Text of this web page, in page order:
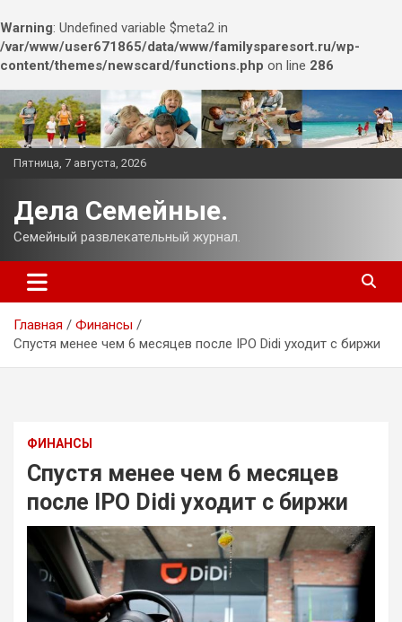
Warning: Undefined variable $meta2 in
/var/www/user671865/data/www/familysparesort.ru/wp-
content/themes/newscard/functions.php on line 286
Перейти
к
содержимому
Пятница, 7 августа, 2026
Дела Семейные.
Семейный развлекательный журнал.
Главная
Финансы
Спустя менее чем 6 месяцев после IPO Didi уходит с биржи
ФИНАНСЫ
Спустя менее чем 6 месяцев
после IPO Didi уходит с биржи